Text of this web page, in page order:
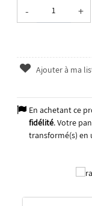
- +
Ajouter à ma
En achetant ce
fidélité. Votre
transformé(s) en
2025